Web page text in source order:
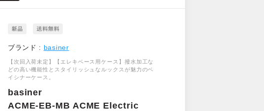
ブランド : basiner
【次回入荷未定】【エレキベース用ケース】撥水加工な
どの高い機能性とスタイリッシュなルックスが魅力のベ
イシナーケース。
basiner
ACME-EB-MB ACME Electric